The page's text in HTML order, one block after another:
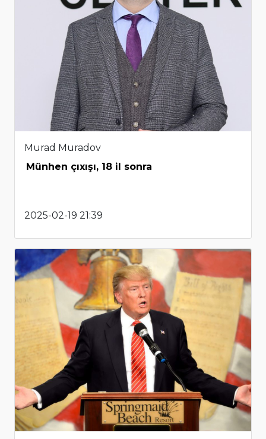
Murad Muradov
Münhen çıxışı, 18 il sonra
2025-02-19 21:39